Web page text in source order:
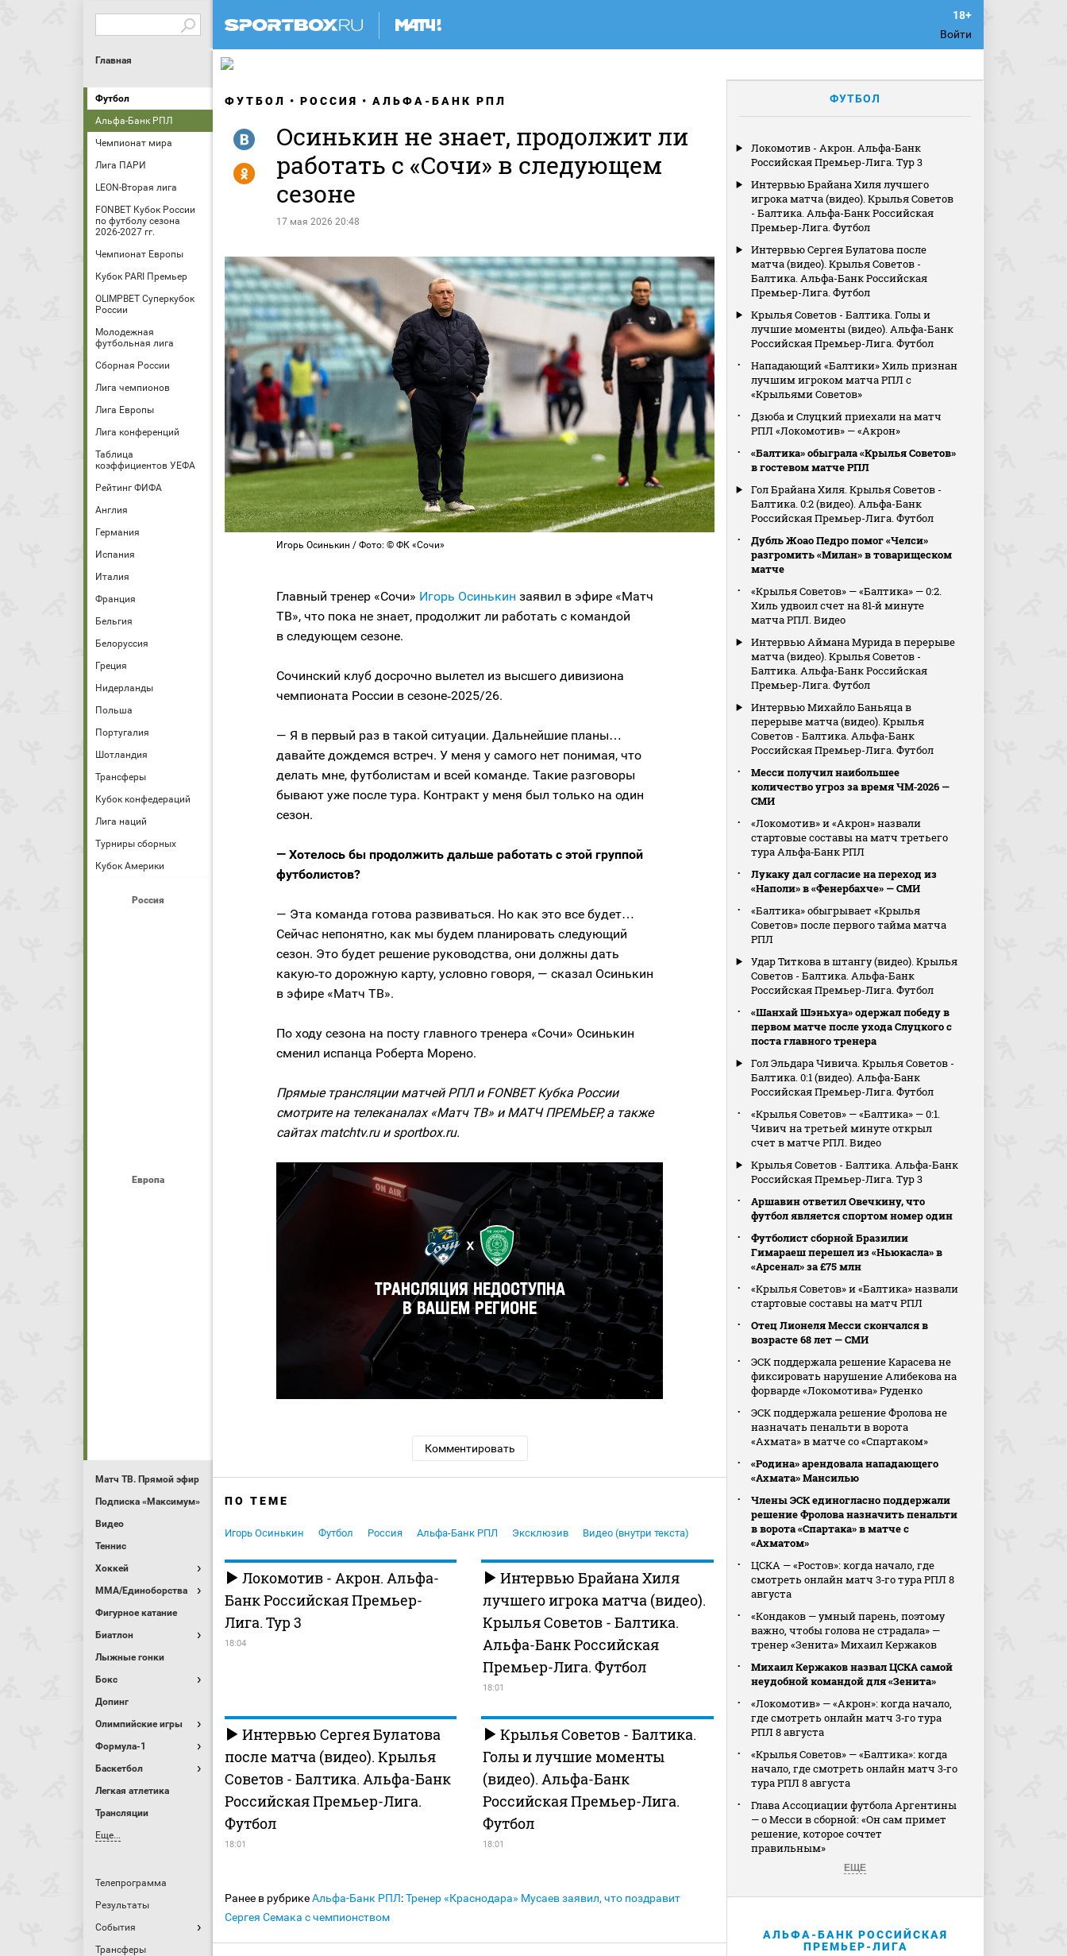
Войти
Главная
Футбол
Альфа-Банк РПЛ
Чемпионат мира
Лига ПАРИ
LEON-Вторая лига
FONBET Кубок России
по футболу сезона
2026-2027 гг.
Чемпионат Европы
Кубок PARI Премьер
OLIMPBET Суперкубок
России
Молодежная
футбольная лига
Сборная России
Лига чемпионов
Лига Европы
Лига конференций
Таблица
коэффициентов УЕФА
Рейтинг ФИФА
Англия
Германия
Испания
Италия
Франция
Бельгия
Белоруссия
Греция
Нидерланды
Польша
Португалия
Шотландия
Трансферы
Кубок конфедераций
Лига наций
Турниры сборных
Кубок Америки
Россия
Европа
Матч ТВ. Прямой эфир
Подписка «Максимум»
Видео
Теннис
Хоккей
MMA/Единоборства
Фигурное катание
Биатлон
Лыжные гонки
Бокс
Допинг
Олимпийские игры
Формула-1
Баскетбол
Легкая атлетика
Трансляции
Еще...
Телепрограмма
Результаты
События
Трансферы
ФУТБОЛ РОССИЯ АЛЬФА-БАНК РПЛ
Осинькин не знает, продолжит ли
работать с «Сочи» в следующем
сезоне
17 мая 2026 20:48
R
Y
Игорь Осинькин / Фото: © ФК «Сочи»
Главный тренер «Сочи» Игорь Осинькин заявил в эфире «Матч
ТВ», что пока не знает, продолжит ли работать с командой
в следующем сезоне.
Сочинский клуб досрочно вылетел из высшего дивизиона
чемпионата России в сезоне‑2025/26.
— Я в первый раз в такой ситуации. Дальнейшие планы…
давайте дождемся встреч. У меня у самого нет понимая, что
делать мне, футболистам и всей команде. Такие разговоры
бывают уже после тура. Контракт у меня был только на один
сезон.
— Хотелось бы продолжить дальше работать с этой группой
футболистов?
— Эта команда готова развиваться. Но как это все будет…
Сейчас непонятно, как мы будем планировать следующий
сезон. Это будет решение руководства, они должны дать
какую‑то дорожную карту, условно говоря, — сказал Осинькин
в эфире «Матч ТВ».
По ходу сезона на посту главного тренера «Сочи» Осинькин
сменил испанца Роберта Морено.
Прямые трансляции матчей РПЛ и FONBET Кубка России
смотрите на телеканалах «Матч ТВ» и МАТЧ ПРЕМЬЕР, а также
сайтах matchtv.ru и sportbox.ru.
Комментировать
ПО ТЕМЕ
Игорь Осинькин Футбол Россия Альфа-Банк РПЛ Эксклюзив Видео (внутри текста)
Локомотив - Акрон. Альфа-
Банк Российская Премьер-
Лига. Тур 3
18:04
Интервью Брайана Хиля
лучшего игрока матча (видео).
Крылья Советов - Балтика.
Альфа-Банк Российская
Премьер-Лига. Футбол
18:01
Интервью Сергея Булатова
после матча (видео). Крылья
Советов - Балтика. Альфа-Банк
Российская Премьер-Лига.
Футбол
18:01
Крылья Советов - Балтика.
Голы и лучшие моменты
(видео). Альфа-Банк
Российская Премьер-Лига.
Футбол
18:01
Ранее в рубрикеАльфа-Банк РПЛ:Тренер «Краснодара» Мусаев заявил, что поздравит
Сергея Семака с чемпионством
ФУТБОЛ
Локомотив - Акрон. Альфа-Банк
Российская Премьер-Лига. Тур 3
Интервью Брайана Хиля лучшего
игрока матча (видео). Крылья Советов
- Балтика. Альфа-Банк Российская
Премьер-Лига. Футбол
Интервью Сергея Булатова после
матча (видео). Крылья Советов -
Балтика. Альфа-Банк Российская
Премьер-Лига. Футбол
Крылья Советов - Балтика. Голы и
лучшие моменты (видео). Альфа-Банк
Российская Премьер-Лига. Футбол
Нападающий «Балтики» Хиль признан
лучшим игроком матча РПЛ с
«Крыльями Советов»
Дзюба и Слуцкий приехали на матч
РПЛ «Локомотив» — «Акрон»
«Балтика» обыграла «Крылья Советов»
в гостевом матче РПЛ
Гол Брайана Хиля. Крылья Советов -
Балтика. 0:2 (видео). Альфа-Банк
Российская Премьер-Лига. Футбол
Дубль Жоао Педро помог «Челси»
разгромить «Милан» в товарищеском
матче
«Крылья Советов» — «Балтика» — 0:2.
Хиль удвоил счет на 81‑й минуте
матча РПЛ. Видео
Интервью Аймана Мурида в перерыве
матча (видео). Крылья Советов -
Балтика. Альфа-Банк Российская
Премьер-Лига. Футбол
Интервью Михайло Баньяца в
перерыве матча (видео). Крылья
Советов - Балтика. Альфа-Банк
Российская Премьер-Лига. Футбол
Месси получил наибольшее
количество угроз за время ЧМ‑2026 —
СМИ
«Локомотив» и «Акрон» назвали
стартовые составы на матч третьего
тура Альфа‑Банк РПЛ
Лукаку дал согласие на переход из
«Наполи» в «Фенербахче» — СМИ
«Балтика» обыгрывает «Крылья
Советов» после первого тайма матча
РПЛ
Удар Титкова в штангу (видео). Крылья
Советов - Балтика. Альфа-Банк
Российская Премьер-Лига. Футбол
«Шанхай Шэньхуа» одержал победу в
первом матче после ухода Слуцкого с
поста главного тренера
Гол Эльдара Чивича. Крылья Советов -
Балтика. 0:1 (видео). Альфа-Банк
Российская Премьер-Лига. Футбол
«Крылья Советов» — «Балтика» — 0:1.
Чивич на третьей минуте открыл
счет в матче РПЛ. Видео
Крылья Советов - Балтика. Альфа-Банк
Российская Премьер-Лига. Тур 3
Аршавин ответил Овечкину, что
футбол является спортом номер один
Футболист сборной Бразилии
Гимараеш перешел из «Ньюкасла» в
«Арсенал» за £75 млн
«Крылья Советов» и «Балтика» назвали
стартовые составы на матч РПЛ
Отец Лионеля Месси скончался в
возрасте 68 лет — СМИ
ЭСК поддержала решение Карасева не
фиксировать нарушение Алибекова на
форварде «Локомотива» Руденко
ЭСК поддержала решение Фролова не
назначать пенальти в ворота
«Ахмата» в матче со «Спартаком»
«Родина» арендовала нападающего
«Ахмата» Мансилью
Члены ЭСК единогласно поддержали
решение Фролова назначить пенальти
в ворота «Спартака» в матче с
«Ахматом»
ЦСКА — «Ростов»: когда начало, где
смотреть онлайн матч 3‑го тура РПЛ 8
августа
«Кондаков — умный парень, поэтому
важно, чтобы голова не страдала» —
тренер «Зенита» Михаил Кержаков
Михаил Кержаков назвал ЦСКА самой
неудобной командой для «Зенита»
«Локомотив» — «Акрон»: когда начало,
где смотреть онлайн матч 3‑го тура
РПЛ 8 августа
«Крылья Советов» — «Балтика»: когда
начало, где смотреть онлайн матч 3‑го
тура РПЛ 8 августа
Глава Ассоциации футбола Аргентины
— о Месси в сборной: «Он сам примет
решение, которое сочтет
правильным»
ЕЩЕ
АЛЬФА-БАНК РОССИЙСКАЯ
ПРЕМЬЕР-ЛИГА